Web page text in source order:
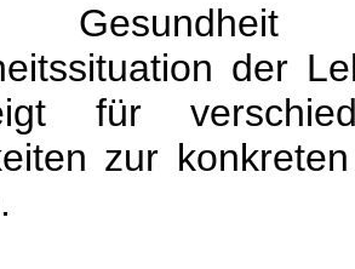
der
für
zur